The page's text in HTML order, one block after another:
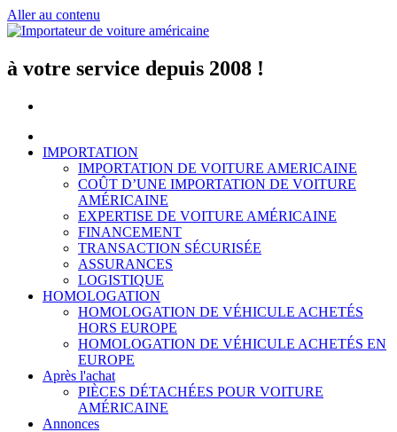
Aller au contenu
à votre service depuis 2008 !
IMPORTATION
IMPORTATION DE VOITURE AMERICAINE
COÛT D’UNE IMPORTATION DE VOITURE
AMÉRICAINE
EXPERTISE DE VOITURE AMÉRICAINE
FINANCEMENT
TRANSACTION SÉCURISÉE
ASSURANCES
LOGISTIQUE
HOMOLOGATION
HOMOLOGATION DE VÉHICULE ACHETÉS
HORS EUROPE
HOMOLOGATION DE VÉHICULE ACHETÉS EN
EUROPE
Après l'achat
PIÈCES DÉTACHÉES POUR VOITURE
AMÉRICAINE
Annonces